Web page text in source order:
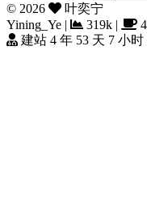
© 2026
叶奕宁
Yining_Ye | 319k |
建站 4 年 53 天 7 小时